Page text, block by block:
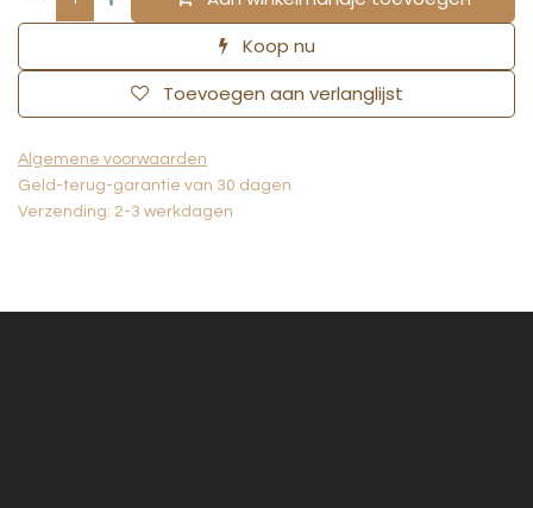
Koop nu
Toevoegen aan verlanglijst
Algemene voorwaarden
Geld-terug-garantie van 30 dagen
Verzending: 2-3 werkdagen